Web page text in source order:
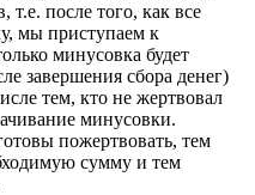
т.е. после того, как все
мы приступаем к
минусовка будет
завершения сбора денег)
тем, кто не жертвовал
минусовки.
пожертвовать, тем
сумму и тем